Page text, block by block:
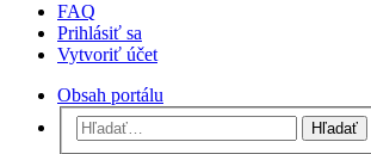
FAQ
Prihlásiť sa
Vytvoriť účet
Obsah portálu
Hľadať